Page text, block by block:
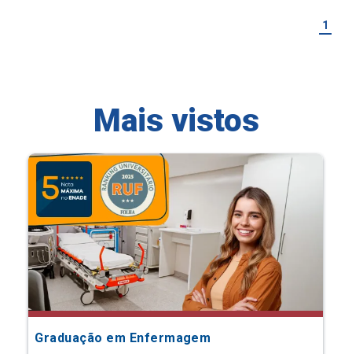
1
Mais vistos
Graduação em Enfermagem